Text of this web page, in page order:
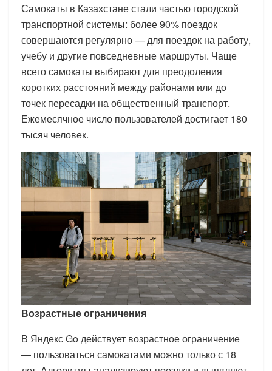
Самокаты в Казахстане стали частью городской
транспортной системы: более 90% поездок
совершаются регулярно — для поездок на работу,
учебу и другие повседневные маршруты. Чаще
всего самокаты выбирают для преодоления
коротких расстояний между районами или до
точек пересадки на общественный транспорт.
Ежемесячное число пользователей достигает 180
тысяч человек.
Возрастные ограничения
В Яндекс Go действует возрастное ограничение
— пользоваться самокатами можно только с 18